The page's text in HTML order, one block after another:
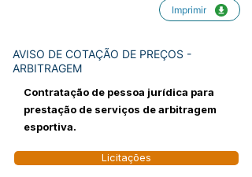
Imprimir
AVISO DE COTAÇÃO DE PREÇOS -
ARBITRAGEM
Contratação de pessoa jurídica para
prestação de serviços de arbitragem
esportiva.
Licitações